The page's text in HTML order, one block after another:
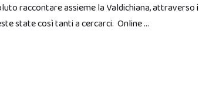
raccontare assieme la Valdichiana, attraverso i
state così tanti a cercarci. Online …